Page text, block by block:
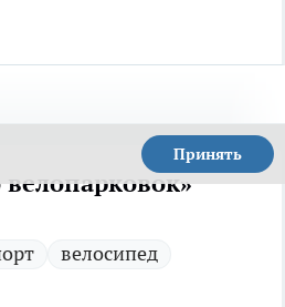
Принять
велосипед